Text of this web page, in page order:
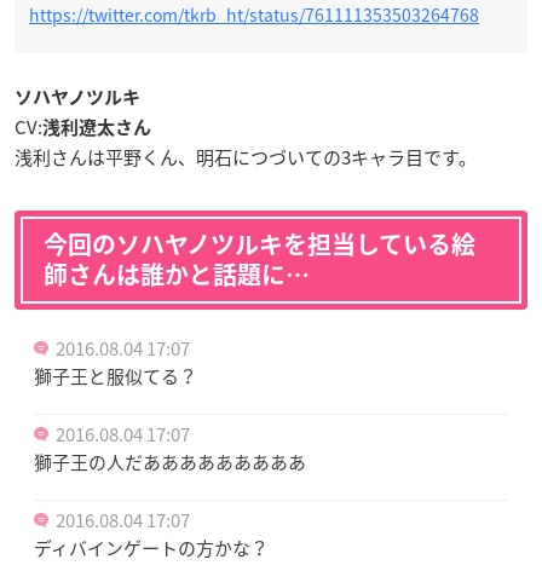
https://twitter.com/tkrb_ht/status/761111353503264768
ソハヤノツルキ
CV:浅利遼太さん
浅利さんは平野くん、明石につづいての3キャラ目です。
今回のソハヤノツルキを担当している絵
師さんは誰かと話題に…
2016.08.04 17:07
獅子王と服似てる？
2016.08.04 17:07
獅子王の人だあああああああああ
2016.08.04 17:07
ディバインゲートの方かな？